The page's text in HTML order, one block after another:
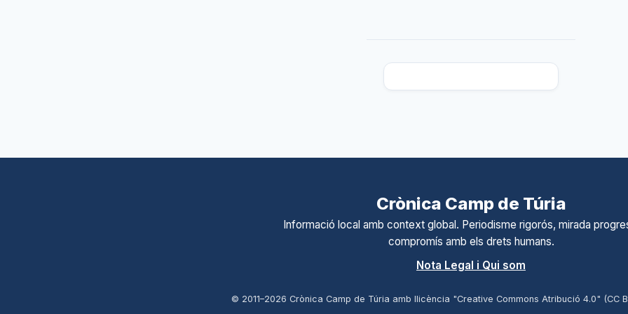
Crònica Camp de Túria
Informació local amb context global. Periodisme rigorós, mirada
compromís amb els drets humans.
Nota Legal i Qui som
© 2011–2026 Crònica Camp de Túria amb llicència "Creative Commons Atribució 4.0" (CC